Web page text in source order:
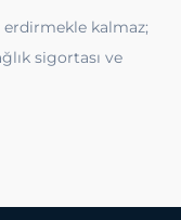
erdirmekle kalmaz;
sigortası ve